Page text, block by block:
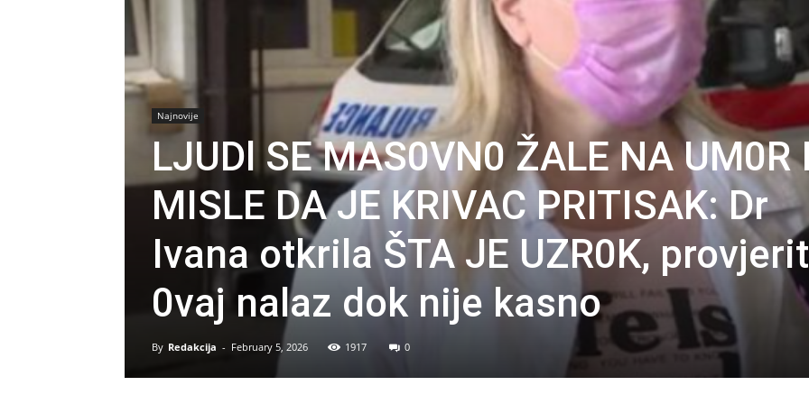
Najnovije
LJUDl SE MAS0VN0 ŽALE NA UM0R
MISLE DA JE KRIVAC PRITISAK: Dr
Ivana otkrila ŠTA JE UZR0K,
0vaj nalaz dok nije kasno
By Redakcija - February 5, 2026 1917 0